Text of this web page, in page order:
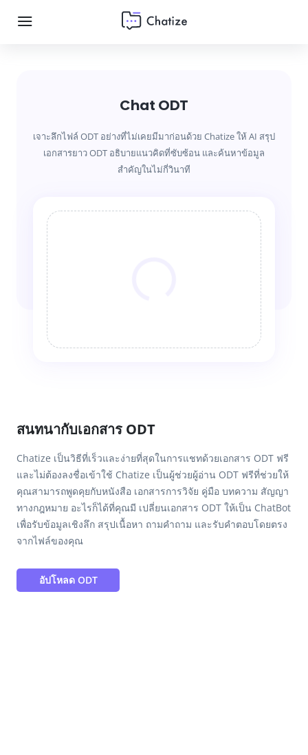
Chat ODT
เจาะลึกไฟล์ ODT อย่างที่ไม่เคยมีมาก่อนด้วย Chatize ให้ AI สรุป
เอกสารยาว ODT อธิบายแนวคิดที่ซับซ้อน และค้นหาข้อมูล
สำคัญในไม่กี่วินาที
สนทนากับเอกสาร ODT
Chatize เป็นวิธีที่เร็วและง่ายที่สุดในการแชทด้วยเอกสาร ODT ฟรี
และไม่ต้องลงชื่อเข้าใช้ Chatize เป็นผู้ช่วยผู้อ่าน ODT ฟรีที่ช่วยให้
คุณสามารถพูดคุยกับหนังสือ เอกสารการวิจัย คู่มือ บทความ สัญญา
ทางกฎหมาย อะไรก็ได้ที่คุณมี เปลี่ยนเอกสาร ODT ให้เป็น ChatBot
เพื่อรับข้อมูลเชิงลึก สรุปเนื้อหา ถามคำถาม และรับคำตอบโดยตรง
จากไฟล์ของคุณ
อัปโหลด ODT